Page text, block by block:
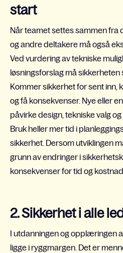
start
Når teamet settes sammen fra
og andre deltakere må også
Ved vurdering av tekniske
løsningsforslag må sikkerheten
Kommer sikkerhet for sent inn,
og få konsekvenser. Nye eller
påvirke design, tekniske valg
Bruk heller mer tid i
sikkerhet. Dersom utviklingen
grunn av endringer i
konsekvenser for tid og
2. Sikkerhet i alle
I utdanningen og opplæringen
ligge i ryggmargen. Det er